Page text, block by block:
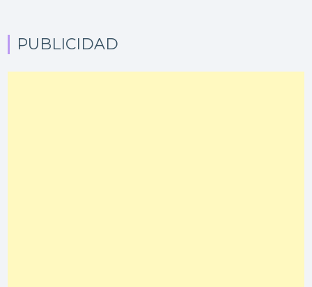
PUBLICIDAD